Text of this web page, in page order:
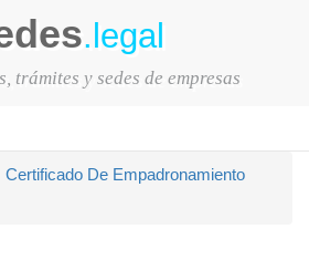
.legal
trámites y sedes de empresas
Certificado De Empadronamiento